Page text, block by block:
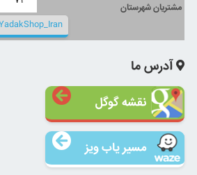
مشتریان شهرستان
آدرس ما
نقشه گوگل
مسیر یاب ویز